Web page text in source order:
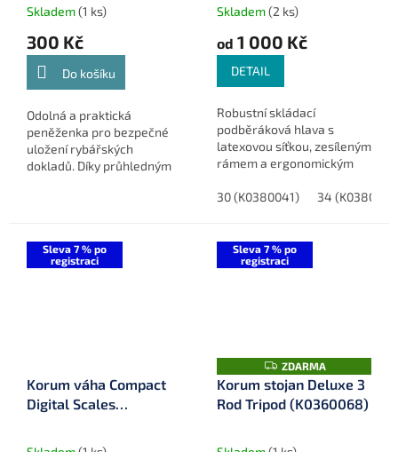
Skladem(1 ks)
300 Kč
Do košíku
Odolná a praktická
peněženka pro bezpečné
uložení rybářských
dokladů. Díky průhledným
Skladem(2 ks)
od 1 000 Kč
DETAIL
Robustní skládací
podběráková hlava s
latexovou síťkou, zesíleným
rámem a ergonomickým
rybáře, kteří požadují
30 (K0380041) 34
Sleva 7 % po
registraci
Korum váha Compact
Digital Scales
Sleva 7 % po
registraci
Z
D
A
R
ZDARMA
Korum stojan Deluxe 3
Rod Tripod (K0360068)